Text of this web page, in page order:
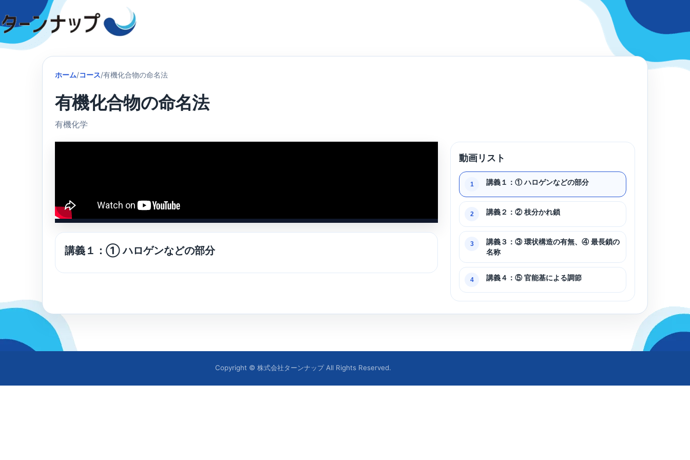
to
content
ホーム/コース/有機化合物の命名法
有機化合物の命名法
有機化学
講義１：① ハロゲンなどの部分
動画リスト
1 講義１：① ハロゲンなどの部分
2 講義２：② 枝分かれ鎖
3
講義３：③ 環状構造の有無、④ 最長鎖の
名称
4 講義４：⑤ 官能基による調節
Copyright © 株式会社ターンナップ All Rights Reserved.